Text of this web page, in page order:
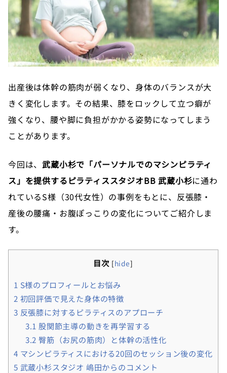
出産後は体幹の筋肉が弱くなり、身体のバランスが大
きく変化します。その結果、膝をロックして立つ癖が
強くなり、腰や脚に負担がかかる姿勢になってしまう
ことがあります。
今回は、武蔵小杉で「パーソナルでのマシンピラティ
ス」を提供するピラティススタジオBB 武蔵小杉に通わ
れているS様（30代女性）の事例をもとに、反張膝・
産後の腰痛・お腹ぽっこりの変化についてご紹介しま
す。
目次 [hide]
1 S様のプロフィールとお悩み
2 初回評価で見えた身体の特徴
3 反張膝に対するピラティスのアプローチ
3.1 股関節主導の動きを再学習する
3.2 臀筋（お尻の筋肉）と体幹の活性化
4 マシンピラティスにおける20回のセッション後の変化
5 武蔵小杉スタジオ 嶋田からのコメント